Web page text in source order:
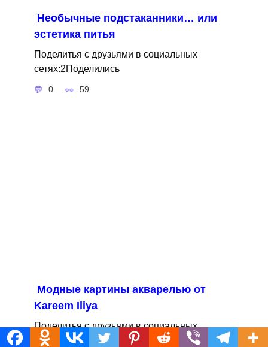
Необычные подстаканники… или
эстетика питья
Поделитья с друзьями в социальных
сетях:2Поделились
0 59
Модные картины акварелью от
Kareem Iliya
Поделитья с друзьями в социальных
сетях:68Поделились